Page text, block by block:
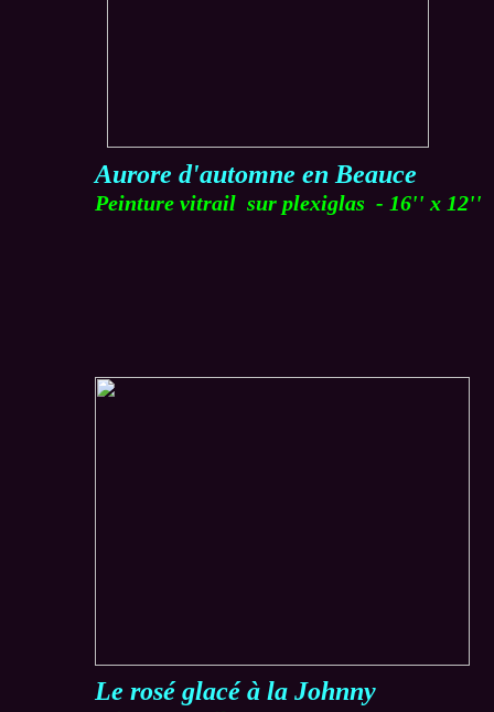
Aurore d'automne en Beauce
Peinture vitrail sur plexiglas - 16'' x 12''
Le rosé glacé à la Johnny